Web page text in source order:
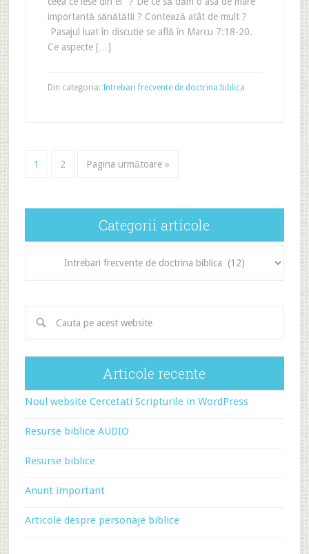
importantă sănătătii ? Contează atât de mult ?
Pasajul luat în discutie se află în Marcu 7:18-20.
Ce aspecte […]
Din categoria: Intrebari frecvente de doctrina biblica
1 2 Pagina următoare »
Categorii articole
Articole recente
Noul website Cercetati Scripturile in WordPress
Resurse biblice AUDIO
Resurse biblice
Anunt important
Articole despre personaje biblice